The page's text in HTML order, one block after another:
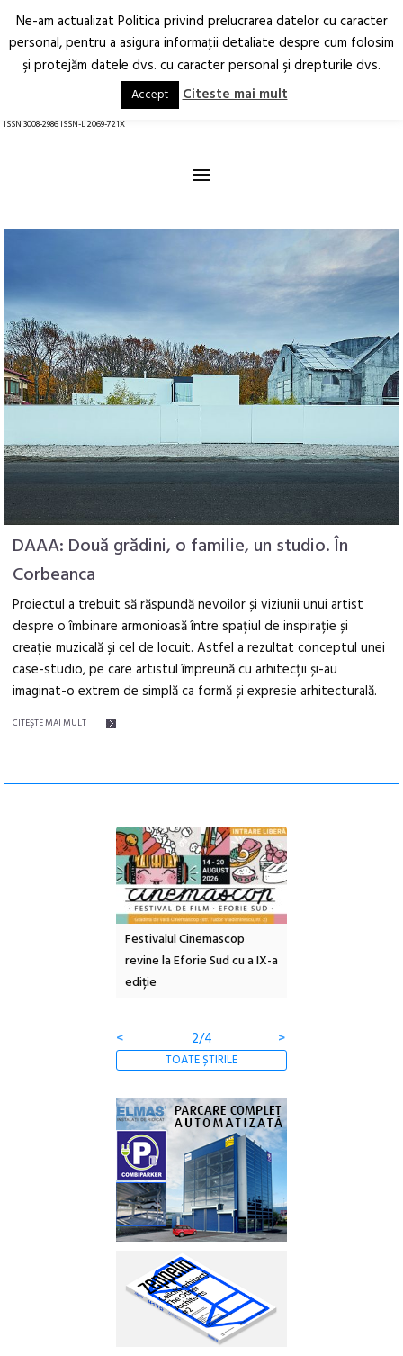
Arhitectură.
Oraș.
RO EN
ISSN 3008-2986 ISSN-L 2069-721X
≡
DAAA: Două grădini, o familie, un studio. În
Corbeanca
Proiectul a trebuit să răspundă nevoilor și viziunii unui artist
despre o îmbinare armonioasă între spațiul de inspirație și
creație muzicală și cel de locuit. Astfel a rezultat conceptul unei
case-studio, pe care artistul împreună cu arhitecții și-au
imaginat-o extrem de simplă ca formă și expresie arhitecturală.
CITEŞTE MAI MULT
Festivalul Cinemascop
revine la Eforie Sud cu a IX-a
ediție
<
2/4 >
TOATE ȘTIRILE
Ne-am actualizat Politica privind prelucrarea datelor cu caracter
personal, pentru a asigura informaţii detaliate despre cum folosim
şi protejăm datele dvs. cu caracter personal şi drepturile dvs.
Accept Citeste mai mult